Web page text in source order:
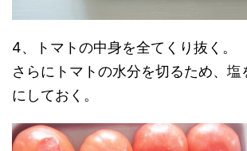
4、トマトの中身を全てくり抜く。
さらにトマトの水分を切るため、塩
にしておく。